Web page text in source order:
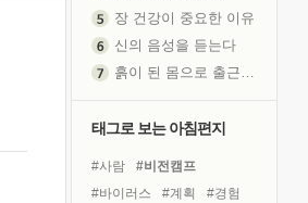
장 건강이 중요한 이유
신의 음성을 듣는다
흙이 된 몸으로 출근하는 여자
태그로 보는 아침편지
#사람
#비전캠프
#바이러스
#계획
#경험